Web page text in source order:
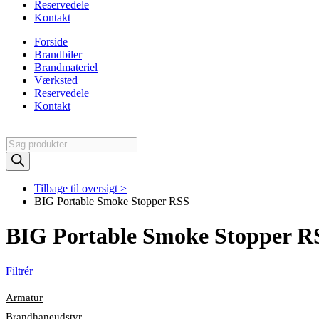
Reservedele
Kontakt
Forside
Brandbiler
Brandmateriel
Værksted
Reservedele
Kontakt
Products
search
Tilbage til oversigt >
BIG Portable Smoke Stopper RSS
BIG Portable Smoke Stopper
Filtrér
Armatur